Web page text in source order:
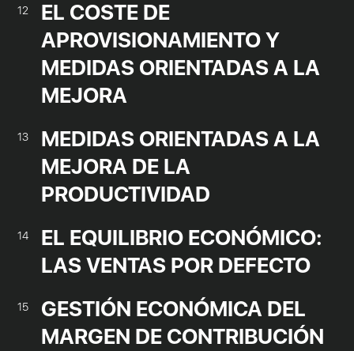
12
EL COSTE DE
APROVISIONAMIENTO Y
MEDIDAS ORIENTADAS A LA
MEJORA
13
MEDIDAS ORIENTADAS A LA
MEJORA DE LA
PRODUCTIVIDAD
14
EL EQUILIBRIO ECONÓMICO:
LAS VENTAS POR DEFECTO
15
GESTIÓN ECONÓMICA DEL
MARGEN DE CONTRIBUCIÓN